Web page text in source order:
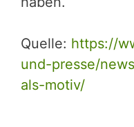
Quelle: https://
und-presse/
als-motiv/